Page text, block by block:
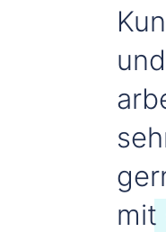
und
mit